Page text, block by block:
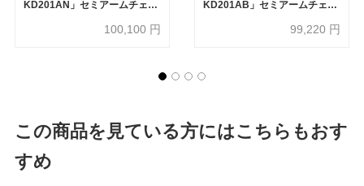
KD201AN」セミアームチェア
100,100 円
KD201AB」セミアームチェア
ON色【受注生産品】99,220 円
この商品を見ている方にはこちらもおす
すめ